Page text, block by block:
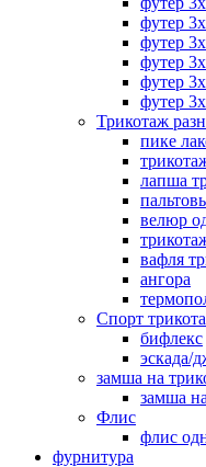
футер
футер
футер
футер
футер
Трикотаж
пике
лапша
велюр
вафля
ангора
Спорт
бифлекс
эскада/
замша на
замша
Флис
флис
фурнитура